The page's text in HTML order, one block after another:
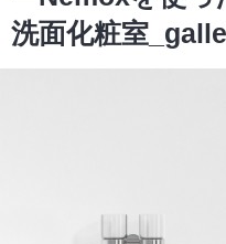
洗面化粧室